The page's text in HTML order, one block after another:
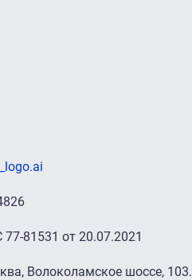
81531 от 20.07.2021
Волоколамское шоссе, 103.